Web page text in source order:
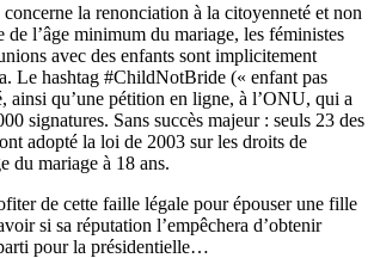
la renonciation à la citoyenneté et non
l’âge minimum du mariage, les féministes
avec des enfants sont implicitement
Le hashtag #ChildNotBride (« enfant pas
ainsi qu’une pétition en ligne, à l’ONU, qui a
signatures. Sans succès majeur : seuls 23 des
adopté la loi de 2003 sur les droits de
du mariage à 18 ans.
de cette faille légale pour épouser une fille
si sa réputation l’empêchera d’obtenir
pour la présidentielle…